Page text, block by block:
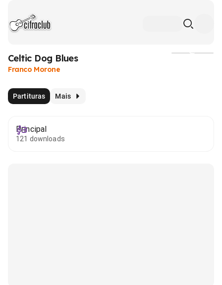
Celtic Dog Blues
Franco Morone
Partituras Mais
Principal
121 downloads